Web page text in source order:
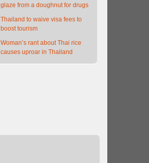
glaze from a doughnut for drugs
Thailand to waive visa fees to
boost tourism
Woman’s rant about Thai rice
causes uproar in Thailand